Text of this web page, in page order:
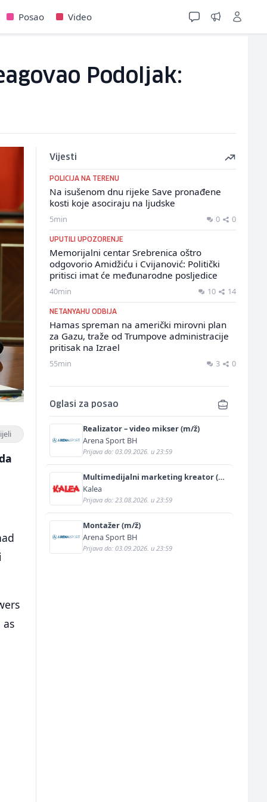
Posao Video
Podoljak:
Vijesti
POLICIJA NA TERENU
Na isušenom dnu rijeke Save pronađene
kosti koje asociraju na ljudske
5min 0 0
UPUTILI UPOZORENJE
Memorijalni centar Srebrenica oštro
odgovorio Amidžiću i Cvijanović: Politički
pritisci imat će međunarodne posljedice
40min 10 14
NETANYAHU ODBIJA
Hamas spreman na američki mirovni plan
za Gazu, traže od Trumpove administracije
pritisak na Izrael
55min 3 0
Oglasi za posao
Realizator – video mikser (m/ž)
Arena Sport BH
Prijava do: 03.09.2026. u 23:59
Multimedijalni marketing kreator (m/
ž)
Kalea
Prijava do: 23.08.2026. u 23:59
Montažer (m/ž)
Arena Sport BH
Prijava do: 03.09.2026. u 23:59